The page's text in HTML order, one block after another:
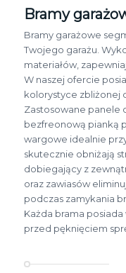
Bramy
Bramy garażowe
Twojego garażu.
materiałów,
W naszej ofercie
kolorystyce zbliżonej
Zastosowane panele
bezfreonową pianką
wargowe idealnie
skutecznie obniżają
dobiegający z
oraz zawiasów
podczas zamykania
Każda brama
przed pęknięciem